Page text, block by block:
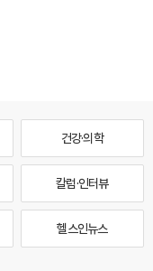
건강·의학
칼럼·인터뷰
헬스인뉴스